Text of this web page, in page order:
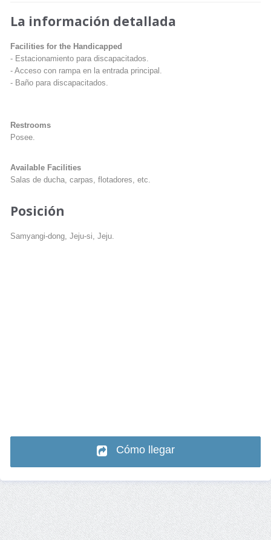
La información detallada
Facilities for the Handicapped
- Estacionamiento para discapacitados.
- Acceso con rampa en la entrada principal.
- Baño para discapacitados.
Restrooms
Posee.
Available Facilities
Salas de ducha, carpas, flotadores, etc.
Posición
Samyangi-dong, Jeju-si, Jeju.
Cómo llegar